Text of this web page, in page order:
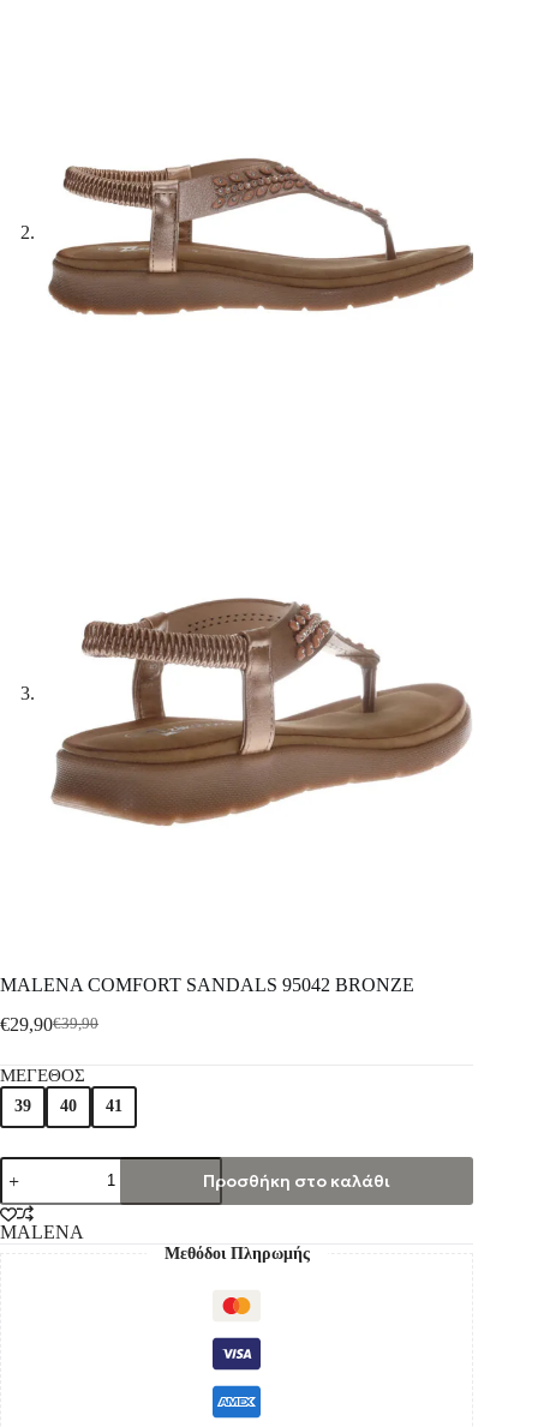
MALENA COMFORT SANDALS 95042 BRONZE
€39,90
€29,90
ΜΕΓΕΘΟΣ
39 40 41
Προσθήκη στο καλάθι
MALENA
Μεθόδοι Πληρωμής